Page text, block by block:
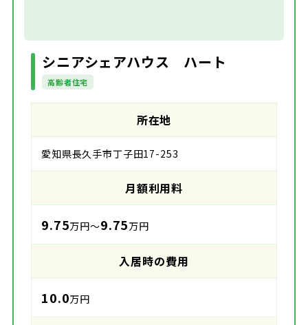
シニアシェアハウス ハート
高齢者住宅
所在地
愛知県長久手市丁子田17-253
月額利用料
9.75万円～9.75万円
入居時の費用
10.0万円